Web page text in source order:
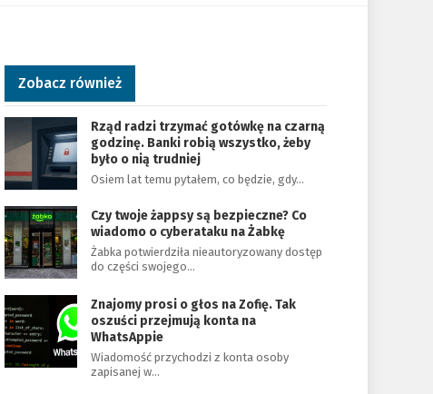
Zobacz również
Rząd radzi trzymać gotówkę na czarną
godzinę. Banki robią wszystko, żeby
było o nią trudniej
Osiem lat temu pytałem, co będzie, gdy…
Czy twoje żappsy są bezpieczne? Co
wiadomo o cyberataku na Żabkę
Żabka potwierdziła nieautoryzowany dostęp
do części swojego…
Znajomy prosi o głos na Zofię. Tak
oszuści przejmują konta na
WhatsAppie
Wiadomość przychodzi z konta osoby
zapisanej w…